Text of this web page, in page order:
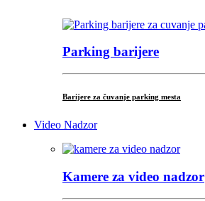
Parking barijere
Barijere za čuvanje parking mesta
Video Nadzor
Kamere za video nadzor